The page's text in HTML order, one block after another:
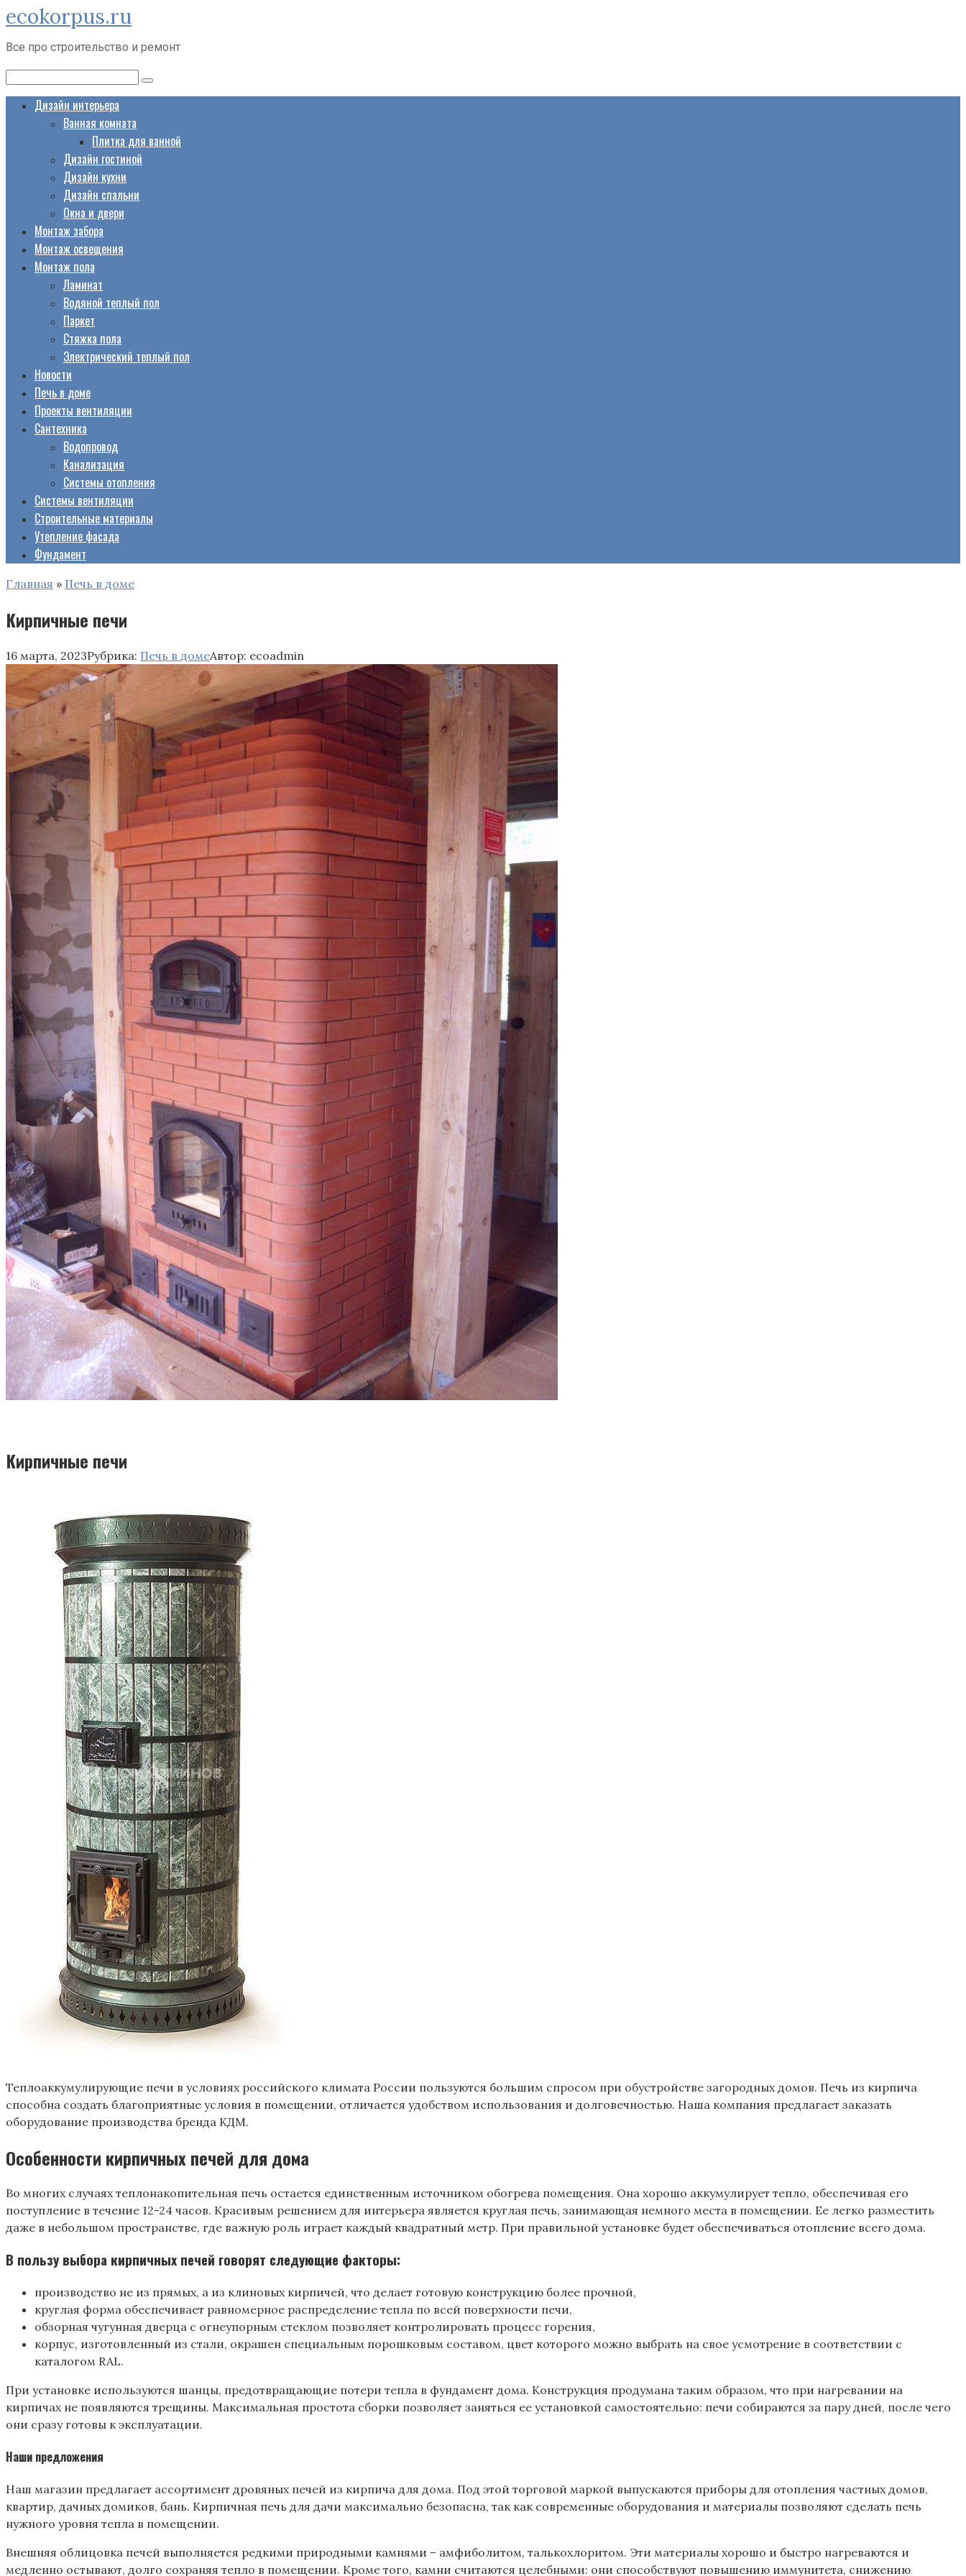
Перейти
к
контенту
ecokorpus.ru
Все про строительство и ремонт
Дизайн интерьера
Ванная комната
Плитка для ванной
Дизайн гостиной
Дизайн кухни
Дизайн спальни
Окна и двери
Монтаж забора
Монтаж освещения
Монтаж пола
Ламинат
Водяной теплый пол
Паркет
Стяжка пола
Электрический теплый пол
Новости
Печь в доме
Проекты вентиляции
Сантехника
Водопровод
Канализация
Системы отопления
Системы вентиляции
Строительные материалы
Утепление фасада
Фундамент
Главная » Печь в доме
Кирпичные печи
16 марта, 2023Рубрика: Печь в домеАвтор: ecoadmin
Кирпичные печи
Теплоаккумулирующие печи в условиях российского климата России пользуются большим спросом при обустройстве загородных домов. Печь из кирпича
способна создать благоприятные условия в помещении, отличается удобством использования и долговечностью. Наша компания предлагает заказать
оборудование производства бренда КДМ.
Особенности кирпичных печей для дома
Во многих случаях теплонакопительная печь остается единственным источником обогрева помещения. Она хорошо аккумулирует тепло, обеспечивая его
поступление в течение 12-24 часов. Красивым решением для интерьера является круглая печь, занимающая немного места в помещении. Ее легко разместить
даже в небольшом пространстве, где важную роль играет каждый квадратный метр. При правильной установке будет обеспечиваться отопление всего дома.
В пользу выбора кирпичных печей говорят следующие факторы:
производство не из прямых, а из клиновых кирпичей, что делает готовую конструкцию более прочной,
круглая форма обеспечивает равномерное распределение тепла по всей поверхности печи,
обзорная чугунная дверца с огнеупорным стеклом позволяет контролировать процесс горения,
корпус, изготовленный из стали, окрашен специальным порошковым составом, цвет которого можно выбрать на свое усмотрение в соответствии с
каталогом RAL.
При установке используются шанцы, предотвращающие потери тепла в фундамент дома. Конструкция продумана таким образом, что при нагревании на
кирпичах не появляются трещины. Максимальная простота сборки позволяет заняться ее установкой самостоятельно: печи собираются за пару дней, после чего
они сразу готовы к эксплуатации.
Наши предложения
Наш магазин предлагает ассортимент дровяных печей из кирпича для дома. Под этой торговой маркой выпускаются приборы для отопления частных домов,
квартир, дачных домиков, бань. Кирпичная печь для дачи максимально безопасна, так как современные оборудования и материалы позволяют сделать печь
нужного уровня тепла в помещении.
Внешняя облицовка печей выполняется редкими природными камнями – амфиболитом, талькохлоритом. Эти материалы хорошо и быстро нагреваются и
медленно остывают, долго сохраняя тепло в помещении. Кроме того, камни считаются целебными: они способствуют повышению иммунитета, снижению